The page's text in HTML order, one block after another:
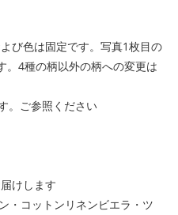
び色は固定です。写真1枚目の
。4種の柄以外の柄への変更は
。ご参照ください
けします
・コットンリネンビエラ・ツ